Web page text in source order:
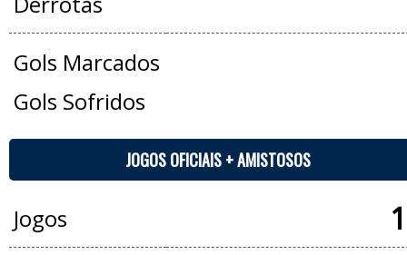
Gols Marcados
Gols Sofridos
JOGOS OFICIAIS + AMISTOSOS
Jogos